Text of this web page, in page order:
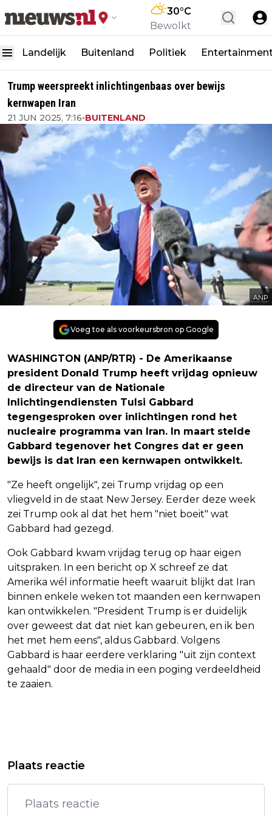
30°C
Bewolkt
Landelijk Buitenland Politiek
Trump weerspreekt inlichtingenbaas over bewijs
kernwapen Iran
21 JUN 2025, 7:16•BUITENLAND
ANP
Voeg toe als voorkeursbron op Google
WASHINGTON (ANP/RTR) - De Amerikaanse
president Donald Trump heeft vrijdag opnieuw
de directeur van de Nationale
Inlichtingendiensten Tulsi Gabbard
tegengesproken over inlichtingen rond het
nucleaire programma van Iran. In maart stelde
Gabbard tegenover het Congres dat er geen
bewijs is dat Iran een kernwapen ontwikkelt.
"Ze heeft ongelijk", zei Trump vrijdag op een
vliegveld in de staat New Jersey. Eerder deze week
zei Trump ook al dat het hem "niet boeit" wat
Gabbard had gezegd.
Ook Gabbard kwam vrijdag terug op haar eigen
uitspraken. In een bericht op X schreef ze dat
Amerika wél informatie heeft waaruit blijkt dat Iran
binnen enkele weken tot maanden een kernwapen
kan ontwikkelen. "President Trump is er duidelijk
over geweest dat dat niet kan gebeuren, en ik ben
het met hem eens", aldus Gabbard. Volgens
Gabbard is haar eerdere verklaring "uit zijn context
gehaald" door de media in een poging verdeeldheid
te zaaien.
IRENE MOORS ALS
PRO-PALESTIJNSE ACTIVIST
MAHMOUD KHALIL VRIJGELATEN IN
DE VS
Plaats reactie